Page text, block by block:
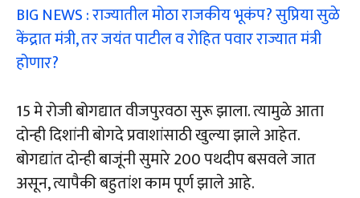
BIG NEWS : राज्यातील मोठा राजकीय भूकंप? सुप्रिया सुळे
केंद्रात मंत्री, तर जयंत पाटील व रोहित पवार राज्यात मंत्री
होणार?
15 मे रोजी बोगद्यात वीजपुरवठा सुरू झाला. त्यामुळे आता
दोन्ही दिशांनी बोगदे प्रवाशांसाठी खुल्या झाले आहेत.
बोगद्यांत दोन्ही बाजूंनी सुमारे 200 पथदीप बसवले जात
असून, त्यापैकी बहुतांश काम पूर्ण झाले आहे.